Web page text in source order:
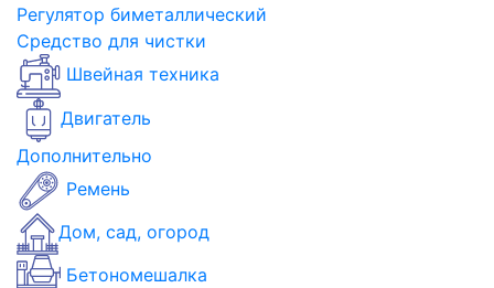
Регулятор биметаллический
Средство для чистки
Швейная техника
Двигатель
Дополнительно
Ремень
Дом, сад, огород
Бетономешалка